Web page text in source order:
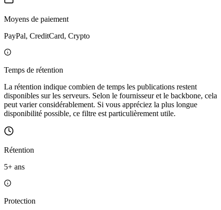
Moyens de paiement
PayPal, CreditCard, Crypto
Temps de rétention
La rétention indique combien de temps les publications restent
disponibles sur les serveurs. Selon le fournisseur et le backbone, cela
peut varier considérablement. Si vous appréciez la plus longue
disponibilité possible, ce filtre est particulièrement utile.
Rétention
5+ ans
Protection